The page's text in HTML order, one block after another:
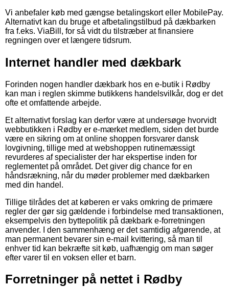
Vi anbefaler køb med gængse betalingskort eller MobilePay.
Alternativt kan du bruge et afbetalingstilbud på dækbarken
fra f.eks. ViaBill, for så vidt du tilstræber at finansiere
regningen over et længere tidsrum.
Internet handler med dækbark
Forinden nogen handler dækbark hos en e-butik i Rødby
kan man i reglen skimme butikkens handelsvilkår, dog er det
ofte et omfattende arbejde.
Et alternativt forslag kan derfor være at undersøge hvorvidt
webbutikken i Rødby er e-mærket medlem, siden det burde
være en sikring om at online shoppen forsvarer dansk
lovgivning, tillige med at webshoppen rutinemæssigt
revurderes af specialister der har ekspertise inden for
reglementet på området. Det giver dig chance for en
håndsrækning, når du møder problemer med dækbarken
med din handel.
Tillige tilrådes det at køberen er vaks omkring de primære
regler der gør sig gældende i forbindelse med transaktionen,
eksempelvis den byttepolitik på dækbark e-forretningen
anvender. I den sammenhæng er det samtidig afgørende, at
man permanent bevarer sin e-mail kvittering, så man til
enhver tid kan bekræfte sit køb, uafhængig om man søger
efter varer til en voksen eller et barn.
Forretninger på nettet i Rødby